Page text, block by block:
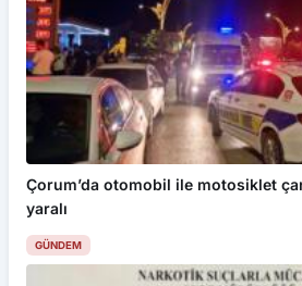
Çorum’da otomobil ile motosiklet
yaralı
GÜNDEM